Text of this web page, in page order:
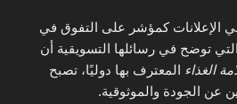
الإعلانات كمؤشر على التفوق في
توضح في رسائلها التسويقية أن
الغذاء المعترف بها دوليًا، تصبح
عن الجودة والموثوقية.